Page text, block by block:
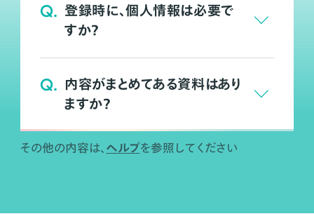
Q. 登録時に、個人情報は必要で
すか？
Q. 内容がまとめてある資料はあり
ますか？
その他の内容は、 ヘルプを参照してください